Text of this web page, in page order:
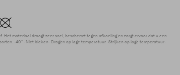
Het materiaal droogt zeer snel, beschermt tegen afkoeling en zorgt ervoor dat u een
40° Niet bleken Drogen op lage temperatuur Strijken op lage temperatuur